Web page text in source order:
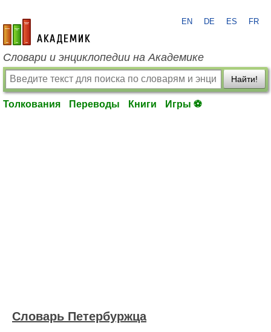
academic.ru
EN DE ES FR
Словари и энциклопедии на Академике
Найти!
Толкования Переводы Книги Игры ⚽
Словарь Петербуржца